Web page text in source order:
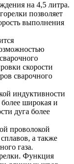
на 4,5 литра.
позволяет
выполнения
скорости
сварочного
индуктивности
более широкая и
дуга более
проволокой
а также
газа.
Функция